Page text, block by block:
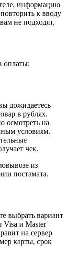
информацию
к вводу
не подходят,
оплаты:
дожидаетесь
в рублях.
осмотреть на
условиям.
чек.
из
постамата.
выбрать вариант
и Master
на сервер
карты, срок